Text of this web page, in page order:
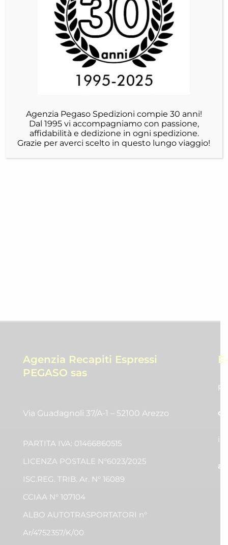
Agenzia Recapiti Espressi
PEGASO sas
Via Guadagnoli 37/A-1 – 52100 Arezzo
PARTITA IVA: 01466860515
LICENZA POSTALE N°6023/2025
ISC.REG. TRIB. Ar. N° 16089
CCIAA N° 107104
ALBO AUTOTRASPORTATORI n°
Ar/4752357/K/00
Agenzia Pegaso Spedizioni compie 30 anni!
Dal 1995 vi accompagniamo con passione,
affidabilità e dedizione in ogni spedizione.
Grazie per averci scelto in questo lungo viaggio!